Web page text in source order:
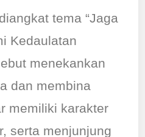
tema “Jaga
Kedaulatan
menekankan
dan membina
memiliki karakter
serta menjunjung